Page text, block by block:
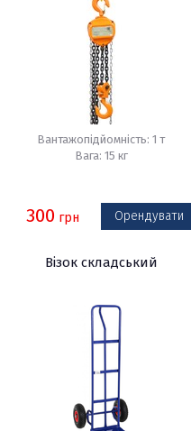
Вантажопідйомність: 1 т
Вага: 15 кг
300 грн Орендувати
Візок складський